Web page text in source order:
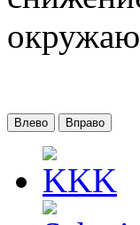
Влево Вправо